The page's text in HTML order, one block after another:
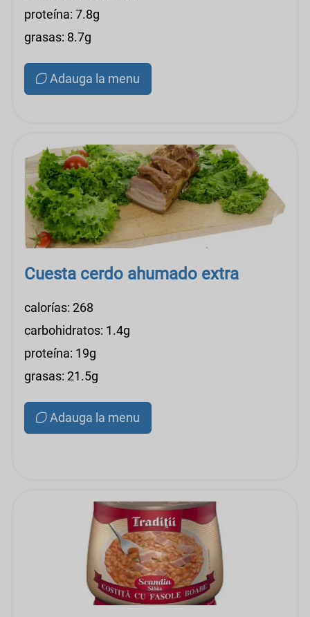
proteína: 7.8g
grasas: 8.7g
Adauga la menu
Cuesta cerdo ahumado extra
calorías: 268
carbohidratos: 1.4g
proteína: 19g
grasas: 21.5g
Adauga la menu